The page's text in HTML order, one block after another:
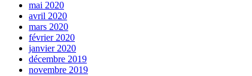
mai 2020
avril 2020
mars 2020
février 2020
janvier 2020
décembre 2019
novembre 2019